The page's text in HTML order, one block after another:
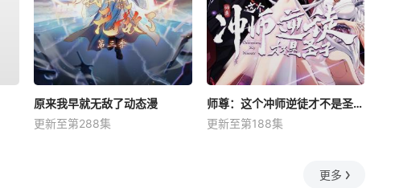
原来我早就无敌了动态漫
更新至第288集
师尊：这个冲师逆徒才不是圣子动态漫
更新至第188集
更多